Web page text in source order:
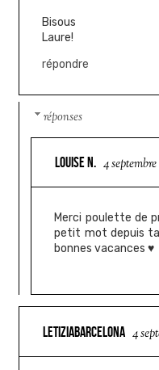
Bisous
Laure!
répondre
réponses
LOUISE N. 4
Merci poulette de
petit mot depuis
bonnes vacances ♥
LETIZIABARCELONA 4